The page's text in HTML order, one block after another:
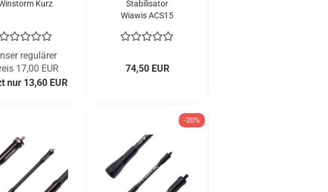
Kurz
regulärer
17,00 EUR
nur 13,60 EUR
Stabilisator
Wiawis ACS15
74,50 EUR
-20%